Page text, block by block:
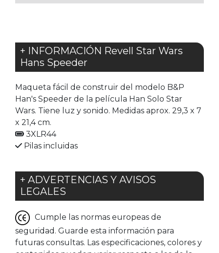
+ INFORMACIÓN Revell Star Wars
Hans Speeder
Maqueta fácil de construir del modelo B&P
Han's Speeder de la película Han Solo Star
Wars. Tiene luz y sonido. Medidas aprox. 29,3 x 7
x 21,4 cm.
3XLR44
Pilas incluidas
+ ADVERTENCIAS Y AVISOS
LEGALES
Cumple las normas europeas de
seguridad. Guarde esta información para
futuras consultas. Las especificaciones, colores y